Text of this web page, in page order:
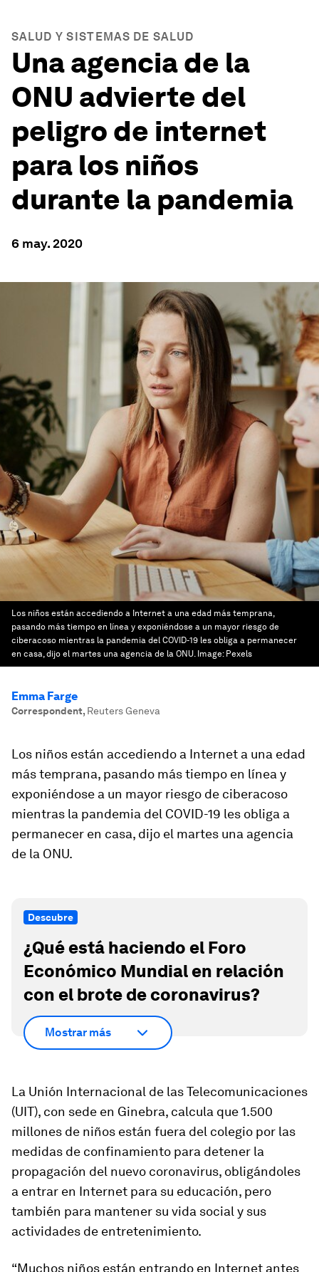
SALUD Y SISTEMAS DE SALUD
Una agencia de la
ONU advierte del
peligro de internet
para los niños
durante la pandemia
6 may. 2020
Los niños están accediendo a Internet a una edad más temprana,
pasando más tiempo en línea y exponiéndose a un mayor riesgo de
ciberacoso mientras la pandemia del COVID-19 les obliga a permanecer
en casa, dijo el martes una agencia de la ONU. Image: Pexels
Emma Farge
Correspondent, Reuters Geneva
Los niños están accediendo a Internet a una edad
más temprana, pasando más tiempo en línea y
exponiéndose a un mayor riesgo de ciberacoso
mientras la pandemia del COVID-19 les obliga a
permanecer en casa, dijo el martes una agencia
de la ONU.
Descubre
¿Qué está haciendo el Foro
Económico Mundial en relación
con el brote de coronavirus?
Mostrar más
La Unión Internacional de las Telecomunicaciones
(UIT), con sede en Ginebra, calcula que 1.500
millones de niños están fuera del colegio por las
medidas de confinamiento para detener la
propagación del nuevo coronavirus, obligándoles
a entrar en Internet para su educación, pero
también para mantener su vida social y sus
actividades de entretenimiento.
“Muchos niños están entrando en Internet antes